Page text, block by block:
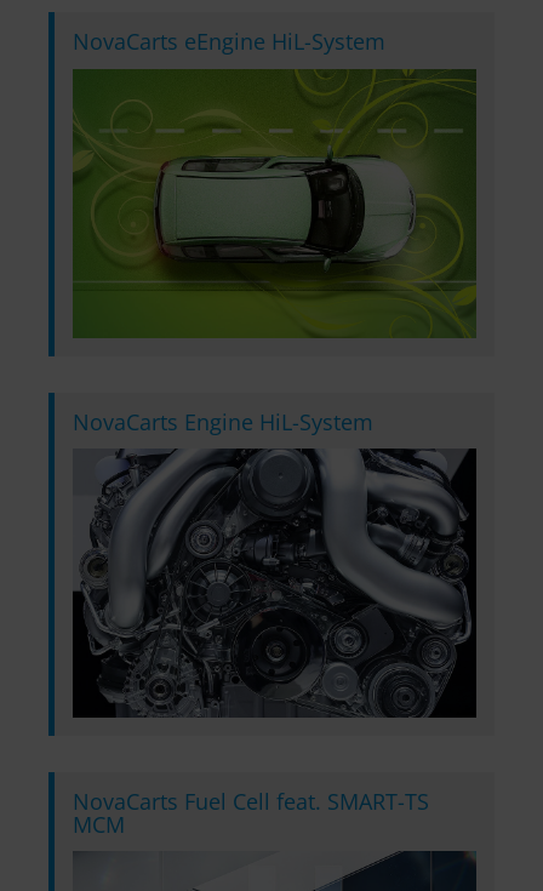
NovaCarts eEngine HiL-System
NovaCarts Engine HiL-System
NovaCarts Fuel Cell feat. SMART-TS
MCM